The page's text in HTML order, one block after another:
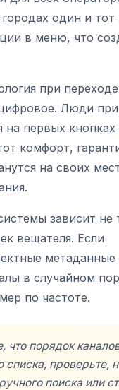
один и
в меню, что
при
Люди
первых кнопках
комфорт,
на своих
зависит не
вещателя. Если
метаданные
в случайном
по частоте.
что порядок
списка, проверьте,
поиска или